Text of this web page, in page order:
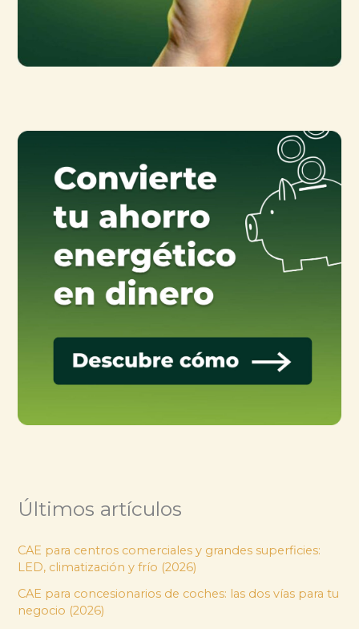
Últimos artículos
CAE para centros comerciales y grandes superficies:
LED, climatización y frío (2026)
CAE para concesionarios de coches: las dos vías para tu
negocio (2026)